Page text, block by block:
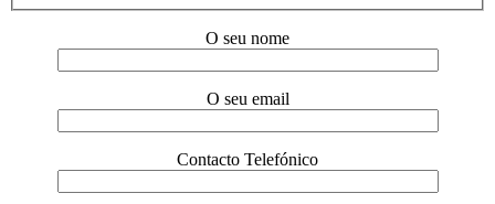
O seu nome
O seu email
Contacto Telefónico